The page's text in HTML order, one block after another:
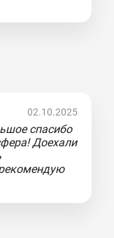
02.10.2025
спасибо
Доехали